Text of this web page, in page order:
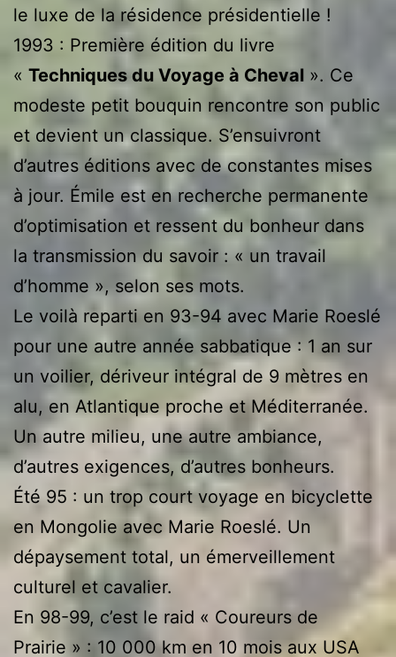
le luxe de la résidence présidentielle !
1993 : Première édition du livre
« Techniques du Voyage à Cheval ». Ce
modeste petit bouquin rencontre son public
et devient un classique. S’ensuivront
d’autres éditions avec de constantes mises
à jour. Émile est en recherche permanente
d’optimisation et ressent du bonheur dans
la transmission du savoir : « un travail
d’homme », selon ses mots.
Le voilà reparti en 93-94 avec Marie Roeslé
pour une autre année sabbatique : 1 an sur
un voilier, dériveur intégral de 9 mètres en
alu, en Atlantique proche et Méditerranée.
Un autre milieu, une autre ambiance,
d’autres exigences, d’autres bonheurs.
Été 95 : un trop court voyage en bicyclette
en Mongolie avec Marie Roeslé. Un
dépaysement total, un émerveillement
culturel et cavalier.
En 98-99, c’est le raid « Coureurs de
Prairie » : 10 000 km en 10 mois aux USA